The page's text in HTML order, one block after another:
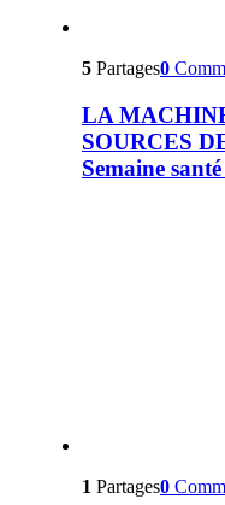
5 Partages0
LA
SOURCES
Semaine
1 Partages0